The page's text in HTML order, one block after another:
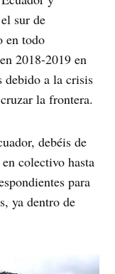
sur de
en todo
2018-2019 en
debido a la crisis
la frontera.
debéis de
colectivo hasta
para
ya dentro de